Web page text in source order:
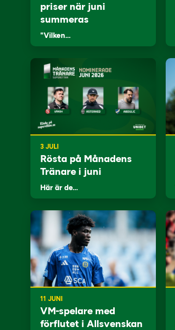
priser när juni
summeras
"Vilken…
3 JULI
Rösta på Månadens
Tränare i juni
Här är de…
11 JUNI
VM-spelare med
förflutet i Allsvenskan